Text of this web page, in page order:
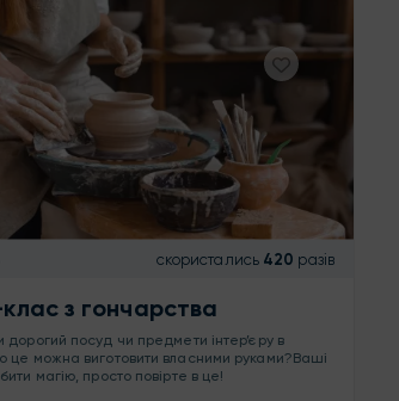
скористались 420 разів
з гончарства
дорогий посуд чи предмети інтер’єру в
це можна виготовити власними руками?Ваші
магію, просто повірте в це!